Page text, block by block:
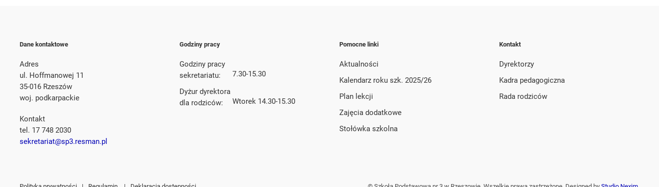
Dane kontaktowe
Adres
ul. Hoffmanowej 11
35-016 Rzeszów
woj. podkarpackie
Kontakt
tel. 17 748 2030
sekretariat@sp3.resman.pl
Godziny pracy
Godziny pracy
sekretariatu:
7.30-15.30
Dyżur dyrektora
dla rodziców:
Wtorek 14.30-15.30
Pomocne linki
Aktualności
Kalendarz roku szk. 2025/26
Plan lekcji
Zajęcia dodatkowe
Stołówka szkolna
Kontakt
Dyrektorzy
Kadra pedagogiczna
Rada rodziców